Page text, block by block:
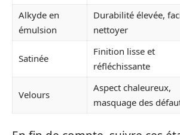
Alkyde en
émulsion
Durabilité élevée,
nettoyer
Satinée
Finition lisse et
réfléchissante
Velours
Aspect chaleureux,
masquage des